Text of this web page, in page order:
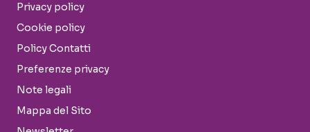
Privacy policy
Cookie policy
Policy Contatti
Preferenze privacy
Note legali
Mappa del Sito